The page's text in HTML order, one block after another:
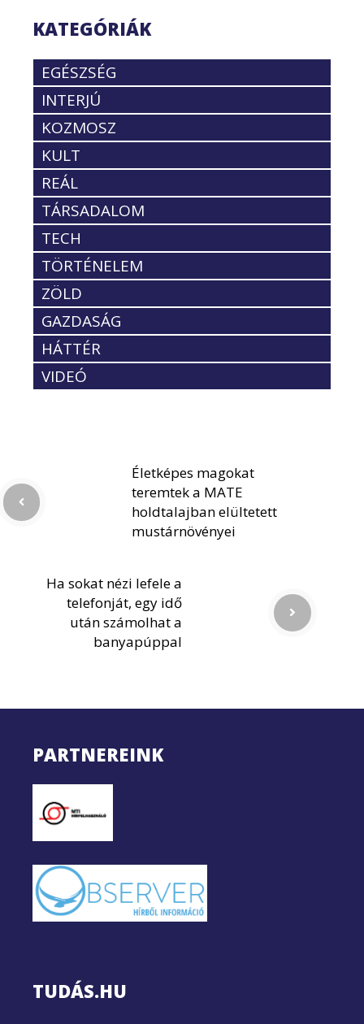
KATEGÓRIÁK
EGÉSZSÉG
INTERJÚ
KOZMOSZ
KULT
REÁL
TÁRSADALOM
TECH
TÖRTÉNELEM
ZÖLD
GAZDASÁG
HÁTTÉR
VIDEÓ
Életképes magokat
teremtek a MATE
holdtalajban elültetett
mustárnövényei
Ha sokat nézi lefele a
telefonját, egy idő
után számolhat a
banyapúppal
PARTNEREINK
TUDÁS.HU